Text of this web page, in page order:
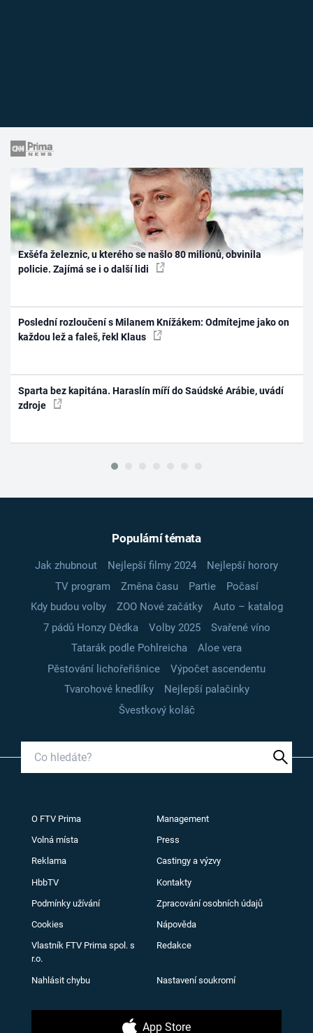
Exšéfa železnic, u kterého se našlo 80 milionů, obvinila
policie. Zajímá se i o další lidi
Poslední rozloučení s Milanem Knížákem: Odmítejme jako on
každou lež a faleš, řekl Klaus
Sparta bez kapitána. Haraslín míří do Saúdské Arábie, uvádí
zdroje
Populární témata
Jak zhubnout Nejlepší filmy 2024
Nejlepší horory
TV program
Změna času Partie
Počasí
Kdy budou volby
ZOO Nové začátky
Auto – katalog
7 pádů Honzy Dědka
Volby 2025
Svařené víno
Tatarák podle Pohlreicha
Aloe vera
Pěstování lichořeřišnice
Výpočet ascendentu
Tvarohové knedlíky
Nejlepší palačinky
Švestkový koláč
O FTV Prima Management
Volná místa Press
Reklama Castingy a výzvy
HbbTV Kontakty
Podmínky užívání Zpracování osobních údajů
Cookies Nápověda
Vlastník FTV Prima spol. s
r.o.
Redakce
Nahlásit chybu Nastavení soukromí
App Store